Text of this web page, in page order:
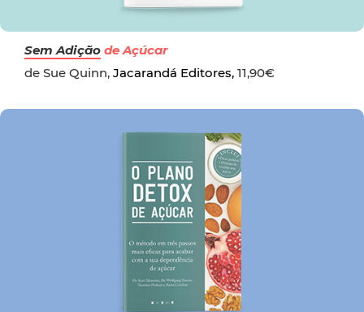
Sem Adição de Açúcar
de Sue Quinn, Jacarandá Editores, 11,90€